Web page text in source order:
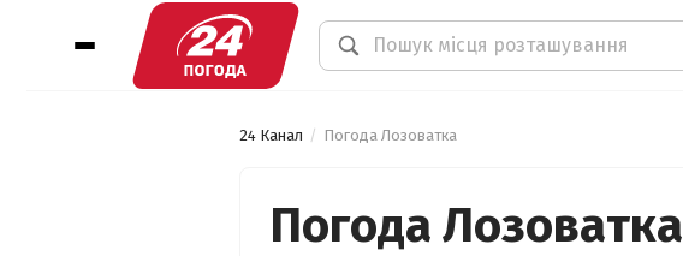
24 Канал Погода Лозоватка
Погода Лозоватка